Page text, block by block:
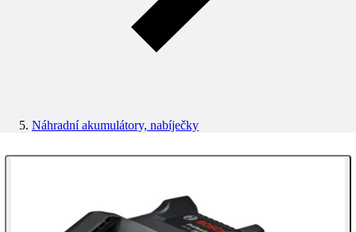
Náhradní akumulátory, nabíječky